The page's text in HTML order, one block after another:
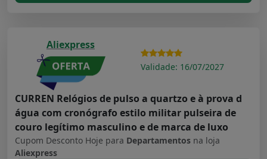
Aliexpress
Validade: 16/07/2027
CURREN Relógios de pulso a quartzo e à prova d
água com cronógrafo estilo militar pulseira de
couro legítimo masculino e de marca de luxo
Cupom Desconto Hoje para Departamentos na loja
Aliexpress